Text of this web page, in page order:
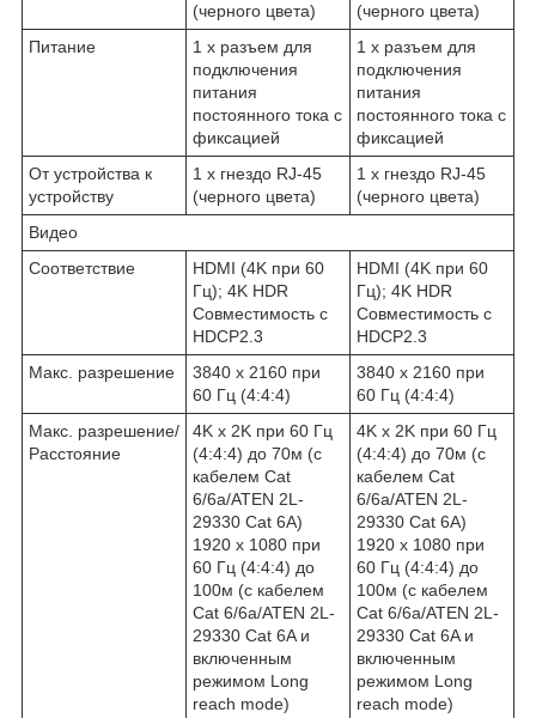
(черного цвета)
(черного цвета)
Питание
1 x разъем для
подключения
питания
постоянного тока с
фиксацией
1 x разъем для
подключения
питания
постоянного тока с
фиксацией
От устройства к
устройству
1 x гнездо RJ-45
(черного цвета)
1 x гнездо RJ-45
(черного цвета)
Видео
Соответствие
HDMI (4K при 60
Гц); 4K HDR
Совместимость с
HDCP2.3
HDMI (4K при 60
Гц); 4K HDR
Совместимость с
HDCP2.3
Макс. разрешение
3840 x 2160 при
60 Гц (4:4:4)
3840 x 2160 при
60 Гц (4:4:4)
Макс. разрешение/
Расстояние
4K x 2K при 60 Гц
(4:4:4) до 70м (с
кабелем Cat
6/6a/ATEN 2L-
29330 Cat 6A)
1920 x 1080 при
60 Гц (4:4:4) до
100м (с кабелем
Cat 6/6a/ATEN 2L-
29330 Cat 6A и
включенным
режимом Long
reach mode)
4K x 2K при 60 Гц
(4:4:4) до 70м (с
кабелем Cat
6/6a/ATEN 2L-
29330 Cat 6A)
1920 x 1080 при
60 Гц (4:4:4) до
100м (с кабелем
Cat 6/6a/ATEN 2L-
29330 Cat 6A и
включенным
режимом Long
reach mode)